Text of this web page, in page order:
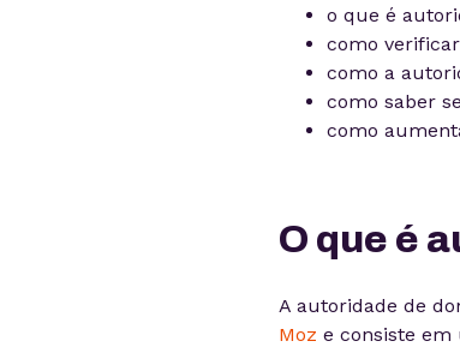
o que é
como
como a
como saber
como
O que é
A autoridade de
Moz e consiste em